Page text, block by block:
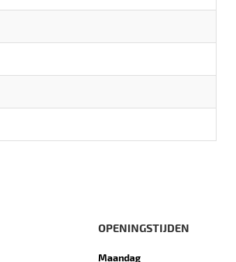
OPENINGSTIJDEN
Maandag